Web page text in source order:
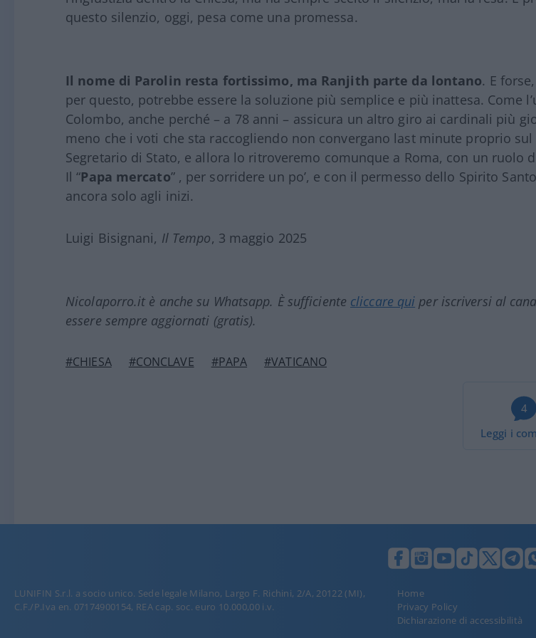
questo silenzio, oggi, pesa come una promessa.
Il nome di Parolin resta fortissimo, ma Ranjith parte da lontano. E
per questo, potrebbe essere la soluzione più semplice e più inattesa. Come
Colombo, anche perché – a 78 anni – assicura un altro giro ai cardinali più
meno che i voti che sta raccogliendo non convergano last minute proprio sul
Segretario di Stato, e allora lo ritroveremo comunque a Roma, con un ruolo
Il “Papa mercato” , per sorridere un po’, e con il permesso dello Spirito
ancora solo agli inizi.
Luigi Bisignani, Il Tempo, 3 maggio 2025
Nicolaporro.it è anche su Whatsapp. È sufficiente cliccare qui per iscriversi al
essere sempre aggiornati (gratis).
#CHIESA #CONCLAVE #PAPA #VATICANO
4
Leggi i
LUNIFIN S.r.l. a socio unico. Sede legale Milano, Largo F. Richini, 2/A, 20122 (MI),
C.F./P.Iva en. 07174900154, REA cap. soc. euro 10.000,00 i.v.
Home
Privacy Policy
Dichiarazione di accessibilità